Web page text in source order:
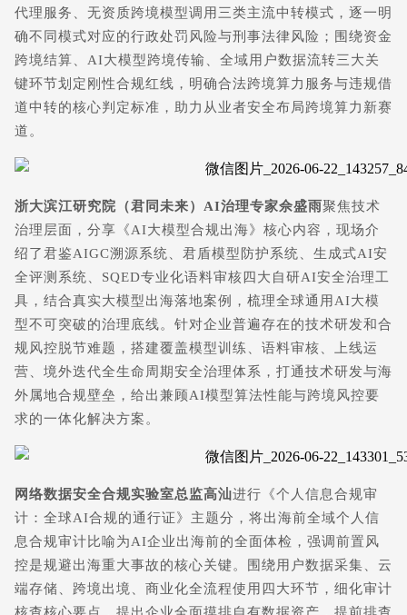
代理服务、无资质跨境模型调用三类主流中转模式，逐一明
确不同模式对应的行政处罚风险与刑事法律风险；围绕资金
跨境结算、AI大模型跨境传输、全域用户数据流转三大关
键环节划定刚性合规红线，明确合法跨境算力服务与违规借
道中转的核心判定标准，助力从业者安全布局跨境算力新赛
道。
浙大滨江研究院（君同未来）AI治理专家佘盛雨聚焦技术
治理层面，分享《AI大模型合规出海》核心内容，现场介
绍了君鉴AIGC溯源系统、君盾模型防护系统、生成式AI安
全评测系统、SQED专业化语料审核四大自研AI安全治理工
具，结合真实大模型出海落地案例，梳理全球通用AI大模
型不可突破的治理底线。针对企业普遍存在的技术研发和合
规风控脱节难题，搭建覆盖模型训练、语料审核、上线运
营、境外迭代全生命周期安全治理体系，打通技术研发与海
外属地合规壁垒，给出兼顾AI模型算法性能与跨境风控要
求的一体化解决方案。
网络数据安全合规实验室总监高汕进行《个人信息合规审
计：全球AI合规的通行证》主题分，将出海前全域个人信
息合规审计比喻为AI企业出海前的全面体检，强调前置风
控是规避出海重大事故的核心关键。围绕用户数据采集、云
端存储、跨境出境、商业化全流程使用四大环节，细化审计
核查核心要点，提出企业全面摸排自有数据资产，提前排查